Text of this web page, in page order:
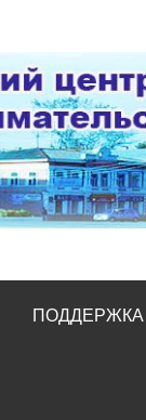
ПОДДЕРЖКА